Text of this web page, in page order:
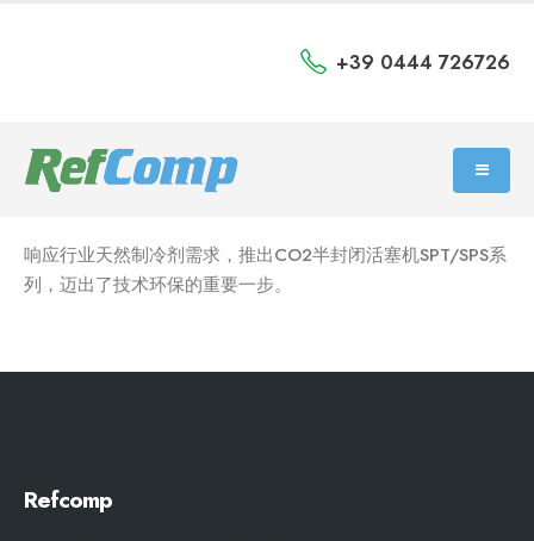
+39 0444 726726
响应行业天然制冷剂需求，推出CO2半封闭活塞机SPT/SPS系
列，迈出了技术环保的重要一步。
Refcomp